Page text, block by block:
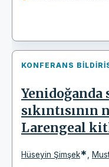
KONFERANS
Yenidoğanda
Larengeal
Hüseyin Şimşek*